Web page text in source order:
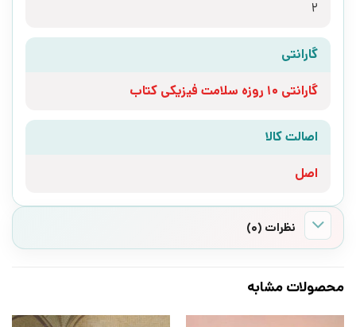
2
گارانتی
گارانتی 10 روزه سلامت فیزیکی کتاب
اصالت کالا
اصل
نظرات (0)
محصولات مشابه